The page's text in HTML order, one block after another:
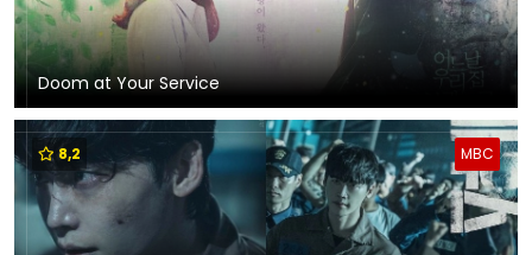
Doom at Your Service
MBC
8,2